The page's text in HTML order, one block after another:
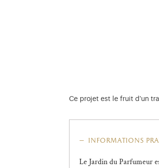
Ce projet est le fruit d'un
informations
Le Jardin du Parfumeur